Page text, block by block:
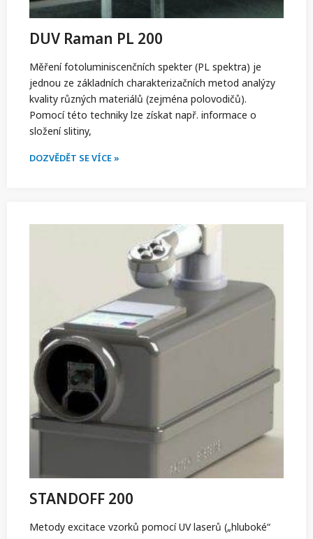
DUV Raman PL 200
Měření fotoluminiscenčních spekter (PL spektra) je
jednou ze základních charakterizačních metod analýzy
kvality různých materiálů (zejména polovodičů).
Pomocí této techniky lze získat např. informace o
složení slitiny,
DOZVĚDĚT SE VÍCE »
STANDOFF 200
Metody excitace vzorků pomocí UV laserů („hluboké“